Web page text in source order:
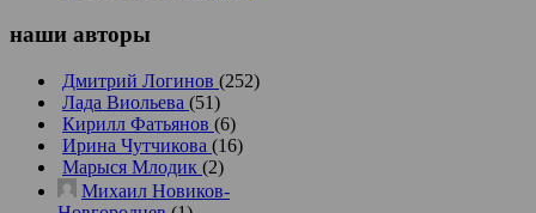
наши авторы
Дмитрий Логинов (252)
Лада Виольева (51)
Кирилл Фатьянов (6)
Ирина Чутчикова (16)
Марыся Млодик (2)
Михаил Новиков-